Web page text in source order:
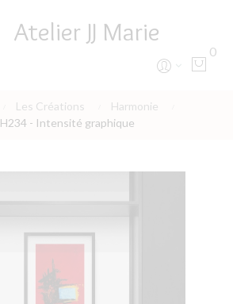
Atelier JJ Marie
0
Les Créations
Harmonie
H234 - Intensité graphique